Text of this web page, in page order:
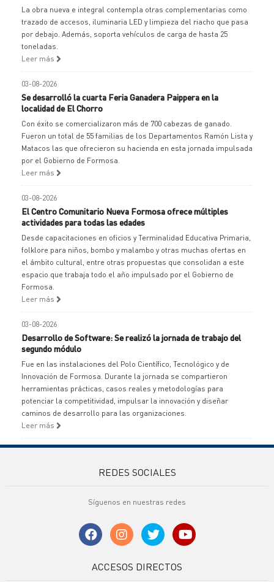
La obra nueva e integral contempla otras complementarias como
trazado de accesos, iluminaria LED y limpieza del riacho que pasa
por debajo. Además, soporta vehículos de carga de hasta 25
toneladas.
Leer más
03-08-2026
Se desarrolló la cuarta Feria Ganadera Paippera en la
localidad de El Chorro
Con éxito se comercializaron más de 700 cabezas de ganado.
Fueron un total de 55 familias de los Departamentos Ramón Lista y
Matacos las que ofrecieron su hacienda en esta jornada impulsada
por el Gobierno de Formosa.
Leer más
03-08-2026
El Centro Comunitario Nueva Formosa ofrece múltiples
actividades para todas las edades
Desde capacitaciones en oficios y Terminalidad Educativa Primaria,
folklore para niños, bombo y malambo y otras muchas ofertas en
el ámbito cultural, entre otras propuestas que consolidan a este
espacio que trabaja todo el año impulsado por el Gobierno de
Formosa.
Leer más
03-08-2026
Desarrollo de Software: Se realizó la jornada de trabajo del
segundo módulo
Fue en las instalaciones del Polo Científico, Tecnológico y de
Innovación de Formosa. Durante la jornada se compartieron
herramientas prácticas, casos reales y metodologías para
potenciar la competitividad, impulsar la innovación y diseñar
caminos de desarrollo para las organizaciones.
Leer más
REDES SOCIALES
Síguenos en nuestras redes
ACCESOS DIRECTOS